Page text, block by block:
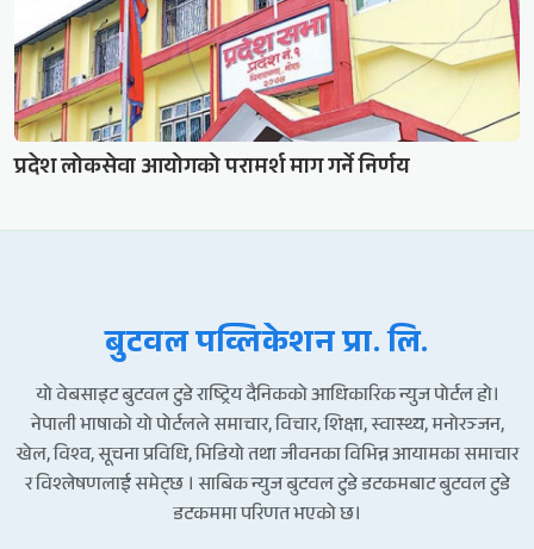
प्रदेश लोकसेवा आयोगको परामर्श माग गर्ने निर्णय
बुटवल पव्लिकेशन प्रा. लि.
यो वेबसाइट बुटवल टुडे राष्ट्रिय दैनिकको आधिकारिक न्युज पोर्टल हो।
नेपाली भाषाको यो पोर्टलले समाचार, विचार, शिक्षा, स्वास्थ्य, मनोरञ्जन,
खेल, विश्व, सूचना प्रविधि, भिडियो तथा जीवनका विभिन्न आयामका समाचार
र विश्लेषणलाई समेट्छ । साबिक न्युज बुटवल टुडे डटकमबाट बुटवल टुडे
डटकममा परिणत भएको छ।